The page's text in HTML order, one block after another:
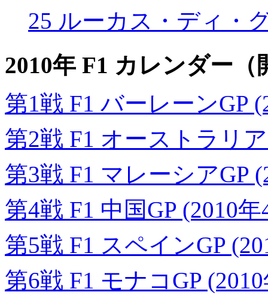
25 ルーカス・ディ・
2010年 F1 カレンダー
第1戦 F1 バーレーンGP
第2戦 F1 オーストラリ
第3戦 F1 マレーシアGP
第4戦 F1 中国GP (2010
第5戦 F1 スペインGP
第6戦 F1 モナコGP